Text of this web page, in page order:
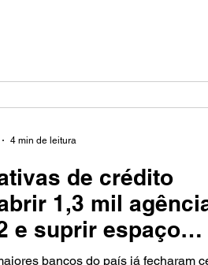
de crédito
1,3 mil
e suprir espaço
pelos bancos
bancos do país já fecharam
4 min de leitura